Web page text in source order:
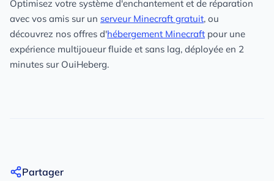
Optimisez votre système d'enchantement et de réparation
avec vos amis sur un serveur Minecraft gratuit, ou
découvrez nos offres d'hébergement Minecraft pour une
expérience multijoueur fluide et sans lag, déployée en 2
minutes sur OuiHeberg.
Partager